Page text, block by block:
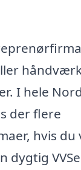
I hele
der flere
hvis du
dygtig